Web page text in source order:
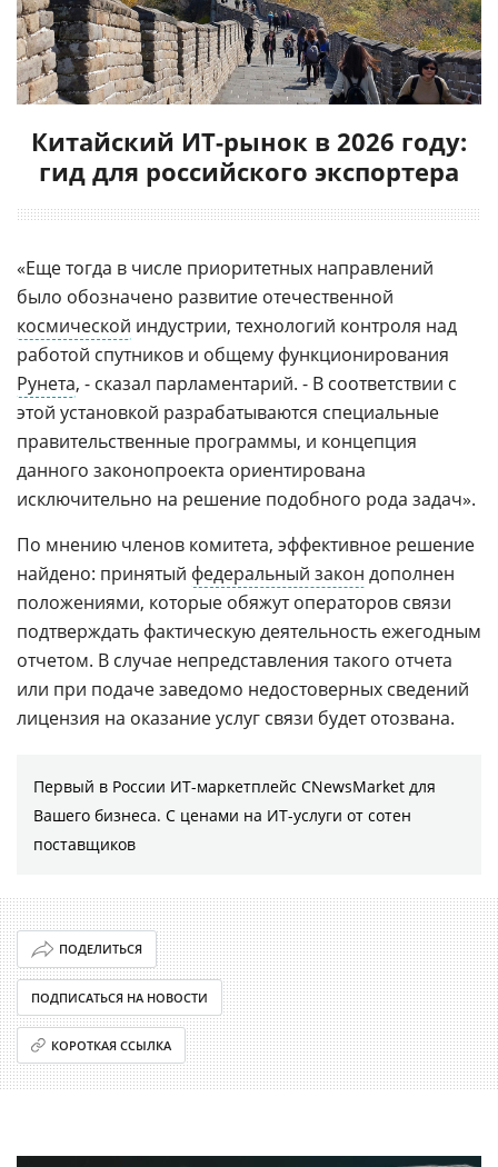
Китайский ИТ-рынок в 2026 году:
гид для российского экспортера
«Еще тогда в числе приоритетных направлений
было обозначено развитие отечественной
космической индустрии, технологий контроля над
работой спутников и общему функционирования
Рунета, - сказал парламентарий. - В соответствии с
этой установкой разрабатываются специальные
правительственные программы, и концепция
данного законопроекта ориентирована
исключительно на решение подобного рода задач».
По мнению членов комитета, эффективное решение
найдено: принятый федеральный закон дополнен
положениями, которые обяжут операторов связи
подтверждать фактическую деятельность ежегодным
отчетом. В случае непредставления такого отчета
или при подаче заведомо недостоверных сведений
лицензия на оказание услуг связи будет отозвана.
Первый в России ИТ-маркетплейс CNewsMarket для
Вашего бизнеса. С ценами на ИТ-услуги от сотен
поставщиков
ПОДЕЛИТЬСЯ
ПОДПИСАТЬСЯ НА НОВОСТИ
КОРОТКАЯ ССЫЛКА